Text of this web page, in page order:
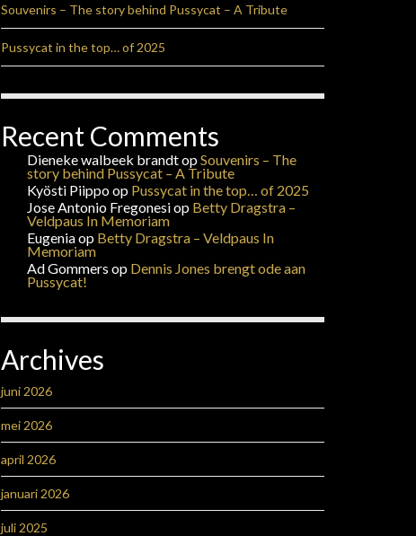
Souvenirs – The story behind Pussycat – A Tribute
Pussycat in the top… of 2025
Recent Comments
Dieneke walbeek brandtopSouvenirs – The
story behind Pussycat – A Tribute
Kyösti Piippoop Pussycat in the top… of 2025
Jose Antonio Fregonesiop Betty Dragstra –
Veldpaus In Memoriam
Eugeniaop Betty Dragstra – Veldpaus In
Memoriam
Ad Gommers op Dennis Jones brengt ode aan
Pussycat!
Archives
juni 2026
mei 2026
april 2026
januari 2026
juli 2025